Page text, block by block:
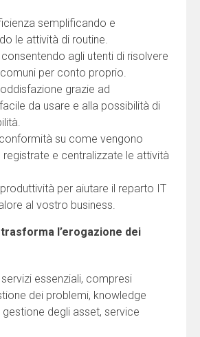
semplificando e
le attività di routine.
agli utenti di risolvere
per conto proprio.
grazie ad
da usare e alla possibilità di
su come vengono
e centralizzate le attività
per aiutare il reparto IT
al vostro business.
l’erogazione dei
essenziali, compresi
dei problemi, knowledge
degli asset, service